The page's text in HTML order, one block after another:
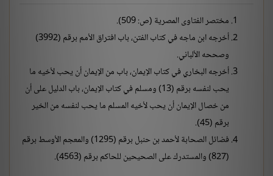
مختصر الفتاوى المصرية (ص: 509).
أخرجه ابن ماجه في كتاب الفتن، باب افتراق الأمم برقم (3992)
وصححه الألباني.
أخرجه البخاري في كتاب الإيمان، باب من الإيمان أن يحب لأخيه ما
يحب لنفسه برقم (13) ومسلم في كتاب الإيمان، باب الدليل على أن
من خصال الإيمان أن يحب لأخيه المسلم ما يحب لنفسه من الخير
برقم (45).
فضائل الصحابة لأحمد بن حنبل برقم (1295) والمعجم الأوسط برقم
(827) والمستدرك على الصحيحين للحاكم برقم (4563).